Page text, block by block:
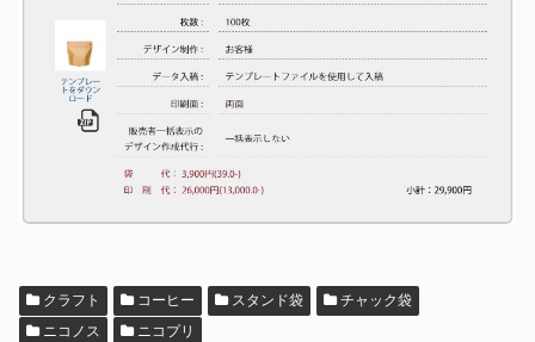
クラフト コーヒー スタンド袋
チャック袋
ニコノス
ニコプリ